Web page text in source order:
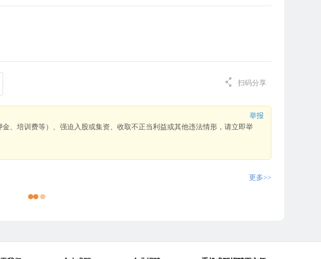
扫码分享
举报
、培训费等）、强迫入股或集资、收取不正当利益或其他违法情形，请立即举
更多>>